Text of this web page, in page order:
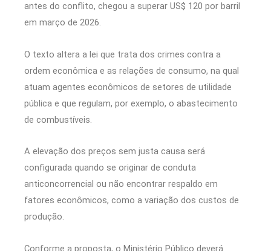
antes do conflito, chegou a superar US$ 120 por barril
em março de 2026.
O texto altera a lei que trata dos crimes contra a
ordem econômica e as relações de consumo, na qual
atuam agentes econômicos de setores de utilidade
pública e que regulam, por exemplo, o abastecimento
de combustíveis.
A elevação dos preços sem justa causa será
configurada quando se originar de conduta
anticoncorrencial ou não encontrar respaldo em
fatores econômicos, como a variação dos custos de
produção.
Conforme a proposta, o Ministério Público deverá